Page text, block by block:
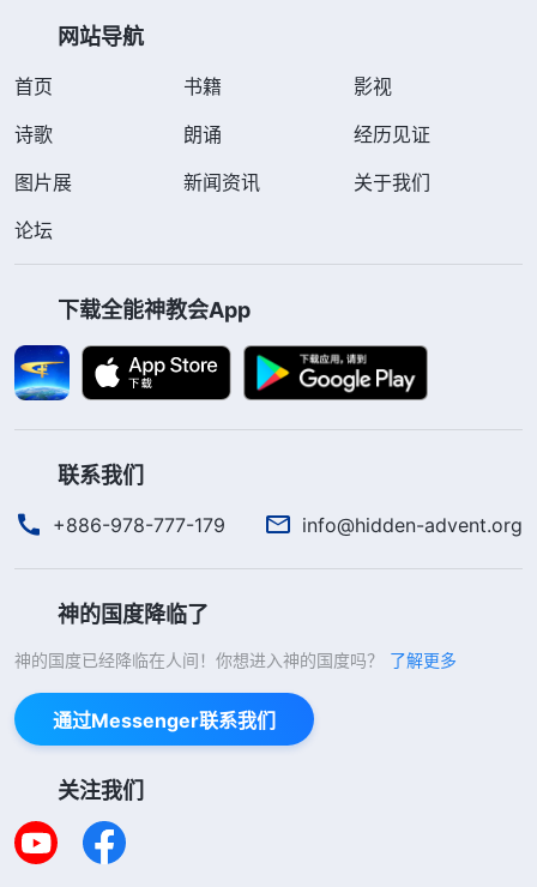
网站导航
首页 书籍
影视
诗歌
朗诵
经历见证
图片展
新闻资讯
关于我们
论坛
下载全能神教会App
联系我们
+886-978-777-179 info@hidden-advent.org
神的国度降临了
神的国度已经降临在人间！你想进入神的国度吗？ 了解更多
通过Messenger联系我们
关注我们